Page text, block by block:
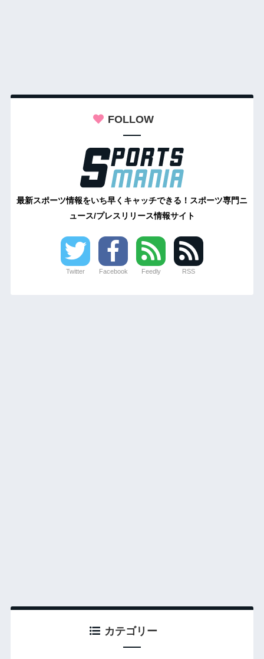
FOLLOW
最新スポーツ情報をいち早くキャッチできる！スポーツ専門ニ
ュース/プレスリリース情報サイト
Twitter Facebook Feedly RSS
カテゴリー